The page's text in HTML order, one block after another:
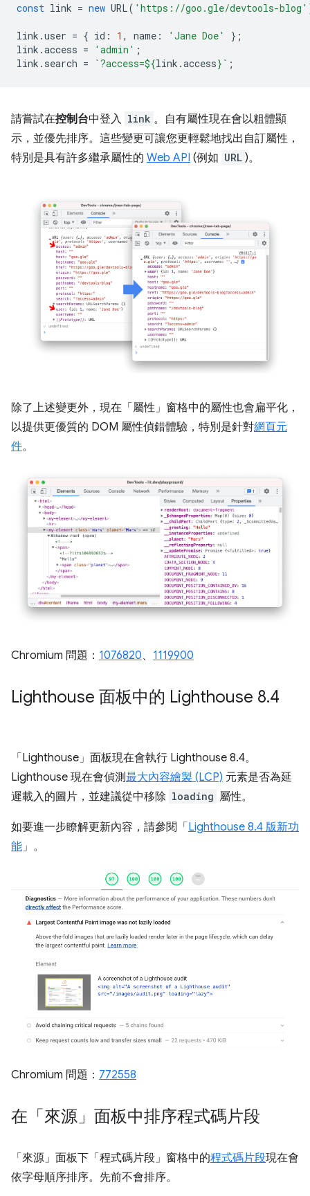
const link = new URL( 'https://goo.gle/devtools-blog'
link .user = { id : 1 , name : 'Jane Doe'
};
link .access = 'admin' ;
link . search = `?access=${link .access} ` ;
請嘗試在控制台中登入 link 。自有屬性現在會以粗體顯
示，並優先排序。這些變更可讓您更輕鬆地找出自訂屬性，
特別是具有許多繼承屬性的 Web API (例如 URL )。
除了上述變更外，現在「屬性」 窗格中的屬性也會扁平化，
以提供更優質的 DOM 屬性偵錯體驗，特別是針對網頁元
件。
Chromium 問題： 1076820、 1119900
Lighthouse 面板中的 Lighthouse 8.4
「Lighthouse」 面板現在會執行 Lighthouse 8.4。
Lighthouse 現在會偵測最大內容繪製 (LCP) 元素是否為延
遲載入的圖片，並建議從中移除 loading 屬性。
如要進一步瞭解更新內容，請參閱「 Lighthouse 8.4 版新功
能」。
Chromium 問題： 772558
在「來源」面板中排序程式碼片段
「來源」面板下「程式碼片段」窗格中的程式碼片段現在會
依字母順序排序。先前不會排序。